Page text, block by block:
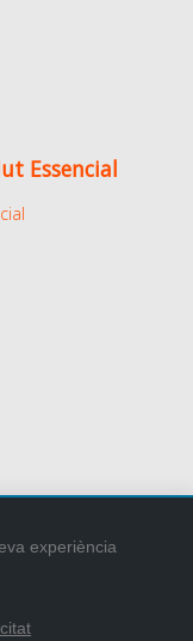
Essencial
experiència